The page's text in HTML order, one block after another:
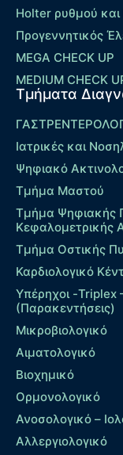
Holter ρυθμού
Προγεννητικός
MEGA CHECK UP
MEDIUM CHECK
Τμήματα
Ιατρικές και
Ψηφιακό
Τμήμα Μαστού
Τμήμα Ψηφιακής
Κεφαλομετρικής
Τμήμα Οστικής
Καρδιολογικό
Υπέρηχοι -Triplex
(Παρακεντήσεις)
Μικροβιολογικό
Αιματολογικό
Βιοχημικό
Ορμονολογικό
Ανοσολογικό –
Αλλεργιολογικό